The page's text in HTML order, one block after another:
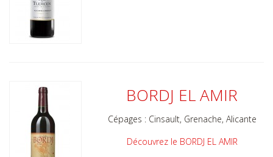
BORDJ EL AMIR
Cépages : Cinsault, Grenache, Alicante
Découvrez le BORDJ EL AMIR